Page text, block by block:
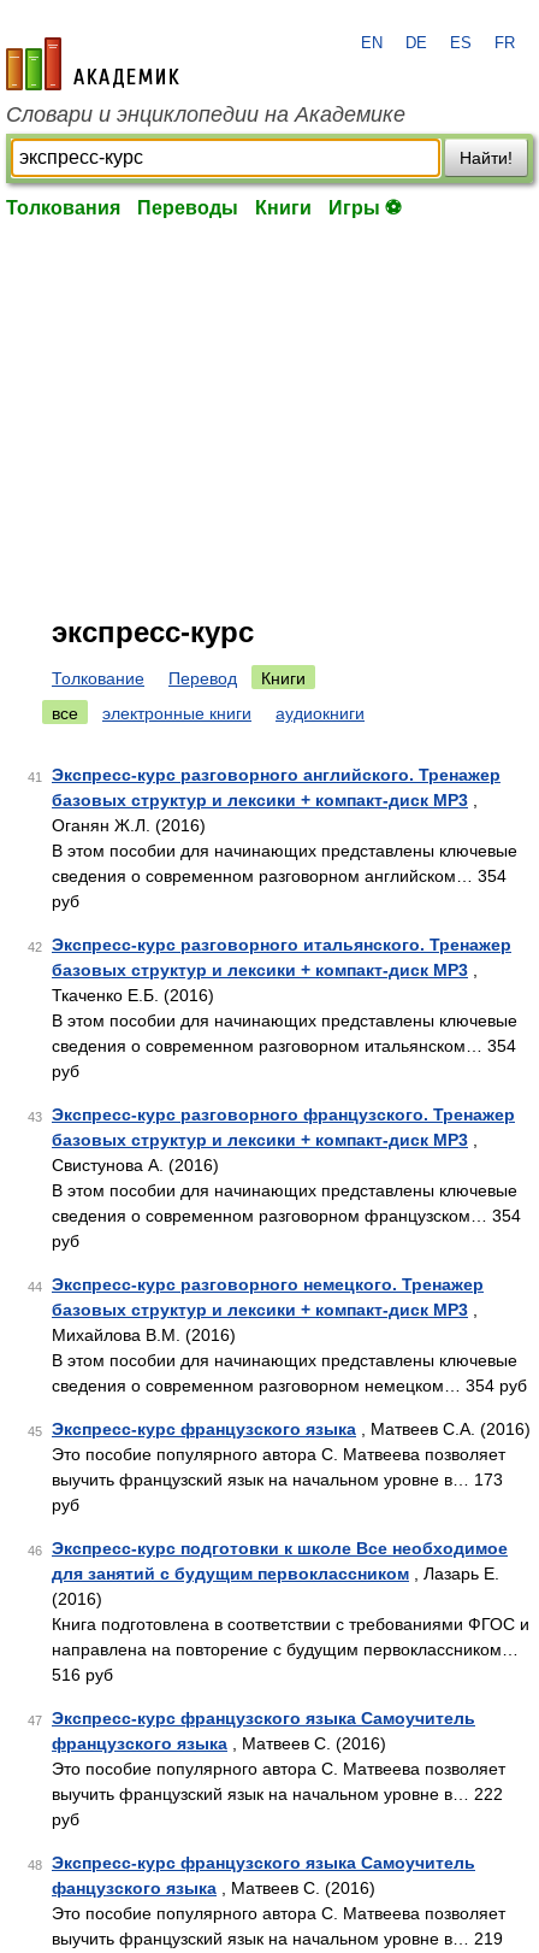
academic.ru
EN DE ES FR
Словари и энциклопедии на Академике
Найти!
Толкования Переводы Книги Игры ⚽
экспресс-курс
Толкование Перевод
Книги
все
электронные книги аудиокниги
41
Экспресс-курс разговорного английского. Тренажер
базовых структур и лексики + компакт-диск MP3
Оганян Ж.Л. (2016)
В этом пособии для начинающих представлены ключевые
сведения о современном разговорном английском… 354
руб
42
Экспресс-курс разговорного итальянского. Тренажер
базовых структур и лексики + компакт-диск MP3
Ткаченко Е.Б. (2016)
В этом пособии для начинающих представлены ключевые
сведения о современном разговорном итальянском… 354
руб
43
Экспресс-курс разговорного французского. Тренажер
базовых структур и лексики + компакт-диск MP3
Свистунова А. (2016)
В этом пособии для начинающих представлены ключевые
сведения о современном разговорном французском… 354
руб
44
Экспресс-курс разговорного немецкого. Тренажер
базовых структур и лексики + компакт-диск MP3
Михайлова В.М. (2016)
В этом пособии для начинающих представлены ключевые
сведения о современном разговорном немецком… 354 руб
45 Экспресс-курс французского языка , Матвеев С.А. (2016)
Это пособие популярного автора С. Матвеева позволяет
выучить французский язык на начальном уровне в… 173
руб
46
Экспресс-курс подготовки к школе Все необходимое
для занятий с будущим первоклассником , Лазарь Е.
(2016)
Книга подготовлена в соответствии с требованиями ФГОС и
направлена на повторение с будущим первоклассником…
516 руб
47
Экспресс-курс французского языка Самоучитель
французского языка , Матвеев С. (2016)
Это пособие популярного автора С. Матвеева позволяет
выучить французский язык на начальном уровне в… 222
руб
48
Экспресс-курс французского языка Самоучитель
фанцузского языка , Матвеев С. (2016)
Это пособие популярного автора С. Матвеева позволяет
выучить французский язык на начальном уровне в… 219